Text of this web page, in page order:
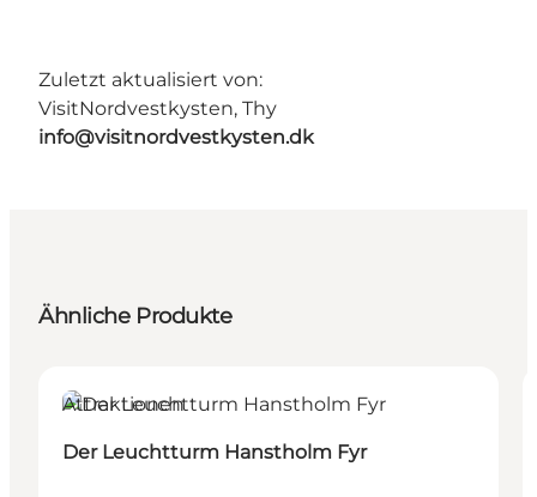
Zuletzt aktualisiert von:
VisitNordvestkysten, Thy
info@visitnordvestkysten.dk
Ähnliche Produkte
Attraktionen
Der Leuchtturm Hanstholm Fyr